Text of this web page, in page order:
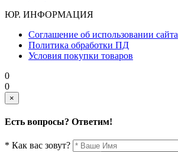
ЮР. ИНФОРМАЦИЯ
Соглашение об использовании сайта
Политика обработки ПД
Условия покупки товаров
0
0
×
Есть вопросы? Ответим!
* Как вас зовут?